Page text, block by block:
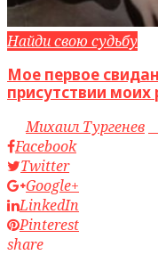
Найди свою судьбу
Мое первое
присутствии моих
byМихаил Тургенев
Facebook
Twitter
Google+
LinkedIn
Pinterest
share